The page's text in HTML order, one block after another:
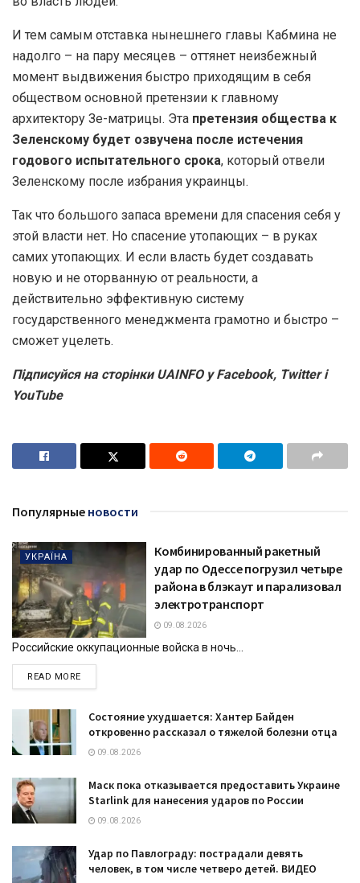
И тем самым отставка нынешнего главы Кабмина не
надолго – на пару месяцев – оттянет неизбежный
момент выдвижения быстро приходящим в себя
обществом основной претензии к главному
архитектору Зе-матрицы. Эта претензия общества к
Зеленскому будет озвучена после истечения
годового испытательного срока, который отвели
Зеленскому после избрания украинцы.
Так что большого запаса времени для спасения себя у
этой власти нет. Но спасение утопающих – в руках
самих утопающих. И если власть будет создавать
новую и не оторванную от реальности, а
действительно эффективную систему
государственного менеджмента грамотно и быстро –
сможет уцелеть.
Підписуйся на сторінки UAINFO у Facebook, Twitter і
YouTube
Популярные новости
УКРАЇНА
Комбинированный ракетный
удар по Одессе погрузил четыре
района в блэкаут и парализовал
электротранспорт
09.08.2026
Российские оккупационные войска в ночь...
READ MOREDETAILS
Состояние ухудшается: Хантер Байден
откровенно рассказал о тяжелой болезни отца
09.08.2026
Маск пока отказывается предоставить Украине
Starlink для нанесения ударов по России
09.08.2026
Удар по Павлограду: пострадали девять
человек, в том числе четверо детей. ВИДЕО